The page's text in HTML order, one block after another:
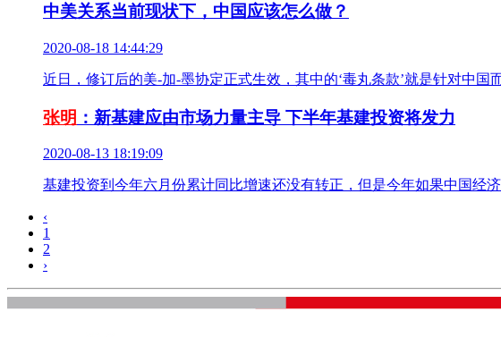
中美关系当前现状下，中国应该怎么做？
2020-08-18 14:44:29
近日，修订后的美-加-墨协定正式生效，其中的‘毒丸条款’就是针对中
张明 ：新基建应由市场力量主导 下半年基建投资将发力
2020-08-13 18:19:09
基建投资到今年六月份累计同比增速还没有转正，但是今年如果中国经
‹
1
2
›